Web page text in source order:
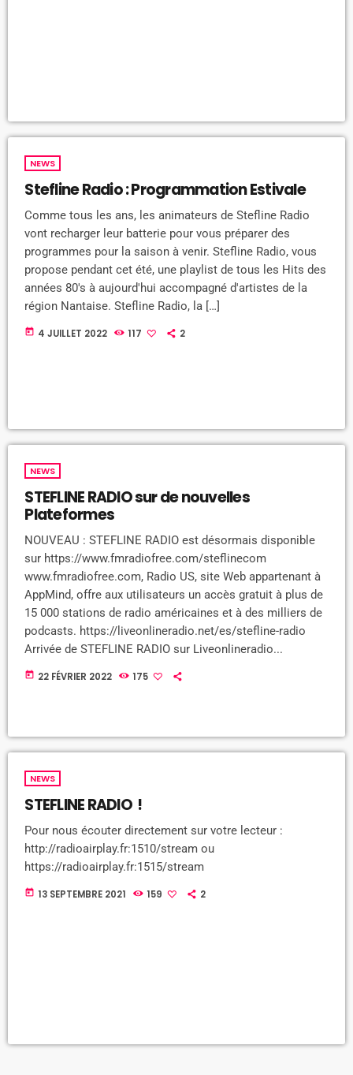
NEWS
Stefline Radio : Programmation Estivale
Comme tous les ans, les animateurs de Stefline Radio
vont recharger leur batterie pour vous préparer des
programmes pour la saison à venir. Stefline Radio, vous
propose pendant cet été, une playlist de tous les Hits des
années 80's à aujourd'hui accompagné d'artistes de la
région Nantaise. Stefline Radio, la […]
today 4 JUILLET 2022 117 2
NEWS
STEFLINE RADIO sur de nouvelles
Plateformes
NOUVEAU : STEFLINE RADIO est désormais disponible
sur https://www.fmradiofree.com/steflinecom
www.fmradiofree.com, Radio US, site Web appartenant à
AppMind, offre aux utilisateurs un accès gratuit à plus de
15 000 stations de radio américaines et à des milliers de
podcasts. https://liveonlineradio.net/es/stefline-radio
Arrivée de STEFLINE RADIO sur Liveonlineradio...
today 22 FÉVRIER 2022 175
NEWS
STEFLINE RADIO !
Pour nous écouter directement sur votre lecteur :
http://radioairplay.fr:1510/stream ou
https://radioairplay.fr:1515/stream
today 13 SEPTEMBRE 2021 159 2